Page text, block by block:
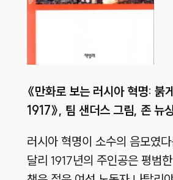
《만화로 보는 러시아 혁명: 붉
1917》, 팀 샌더스 그림, 존 뉴
러시아 혁명이 소수의 음모였
달리 1917년의 주인공은 평범